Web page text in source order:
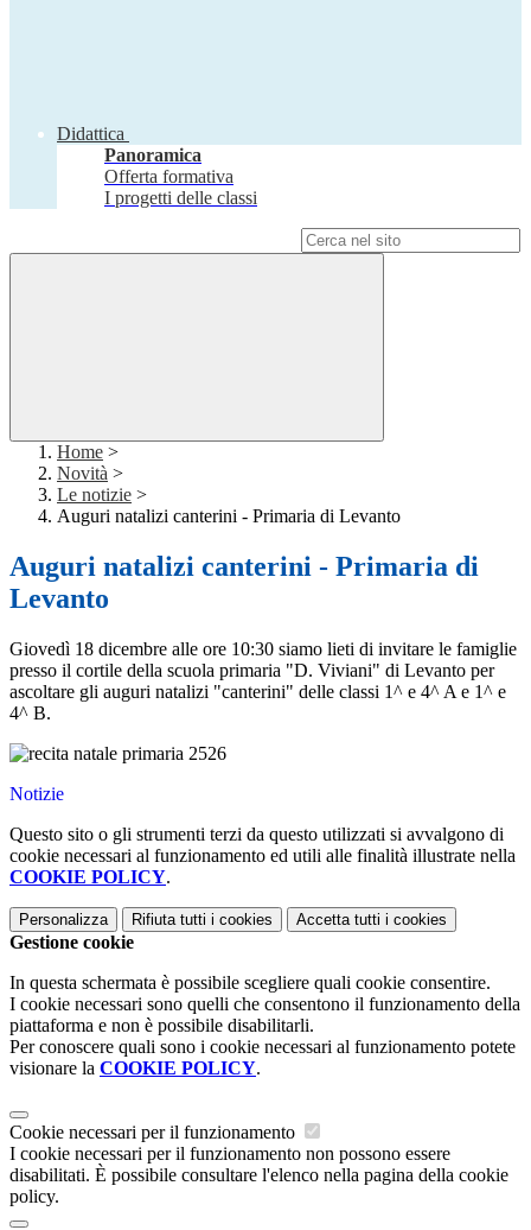
Didattica
Panoramica
Offerta formativa
I progetti delle classi
Home >
Novità >
Le notizie >
Auguri natalizi canterini - Primaria di Levanto
Auguri natalizi canterini - Primaria di
Levanto
Giovedì 18 dicembre alle ore 10:30 siamo lieti di invitare le famiglie
presso il cortile della scuola primaria "D. Viviani" di Levanto per
ascoltare gli auguri natalizi "canterini" delle classi 1^ e 4^ A e 1^ e
4^ B.
Notizie
Questo sito o gli strumenti terzi da questo utilizzati si avvalgono di
cookie necessari al funzionamento ed utili alle finalità illustrate nella
COOKIE POLICY.
Personalizza Rifiuta tutti i cookies Accetta tutti i cookies
Gestione cookie
In questa schermata è possibile scegliere quali cookie consentire.
I cookie necessari sono quelli che consentono il funzionamento della
piattaforma e non è possibile disabilitarli.
Per conoscere quali sono i cookie necessari al funzionamento potete
visionare la COOKIE POLICY.
Cookie necessari per il funzionamento
I cookie necessari per il funzionamento non possono essere
disabilitati. È possibile consultare l'elenco nella pagina della cookie
policy.